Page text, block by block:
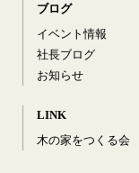
ブログ
イベント情報
社長ブログ
お知らせ
LINK
木の家をつくる会